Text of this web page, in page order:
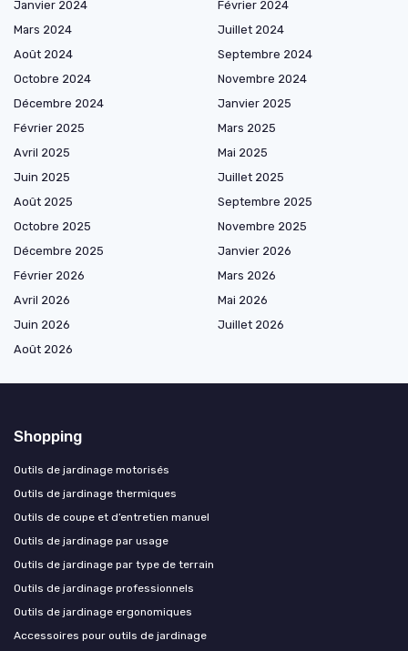
Janvier 2024
Février 2024
Mars 2024
Juillet 2024
Août 2024
Septembre 2024
Octobre 2024
Novembre 2024
Décembre 2024
Janvier 2025
Février 2025
Mars 2025
Avril 2025
Mai 2025
Juin 2025
Juillet 2025
Août 2025
Septembre 2025
Octobre 2025
Novembre 2025
Décembre 2025
Janvier 2026
Février 2026
Mars 2026
Avril 2026
Mai 2026
Juin 2026
Juillet 2026
Août 2026
Shopping
Outils de jardinage motorisés
Outils de jardinage thermiques
Outils de coupe et d’entretien manuel
Outils de jardinage par usage
Outils de jardinage par type de terrain
Outils de jardinage professionnels
Outils de jardinage ergonomiques
Accessoires pour outils de jardinage